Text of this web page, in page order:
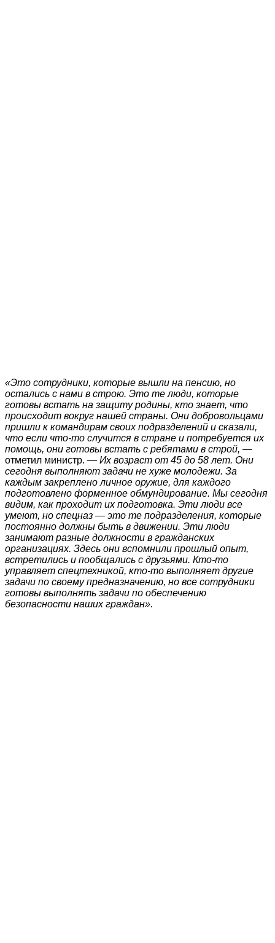
«Это сотрудники, которые вышли на пенсию, но
остались с нами в строю. Это те люди, которые
готовы встать на защиту родины, кто знает, что
происходит вокруг нашей страны. Они добровольцами
пришли к командирам своих подразделений и сказали,
что если что-то случится в стране и потребуется их
помощь, они готовы встать с ребятами в строй, —
отметил министр. — Их возраст от 45 до 58 лет. Они
сегодня выполняют задачи не хуже молодежи. За
каждым закреплено личное оружие, для каждого
подготовлено форменное обмундирование. Мы сегодня
видим, как проходит их подготовка. Эти люди все
умеют, но спецназ — это те подразделения, которые
постоянно должны быть в движении. Эти люди
занимают разные должности в гражданских
организациях. Здесь они вспомнили прошлый опыт,
встретились и пообщались с друзьями. Кто-то
управляет спецтехникой, кто-то выполняет другие
задачи по своему предназначению, но все сотрудники
готовы выполнять задачи по обеспечению
безопасности наших граждан».